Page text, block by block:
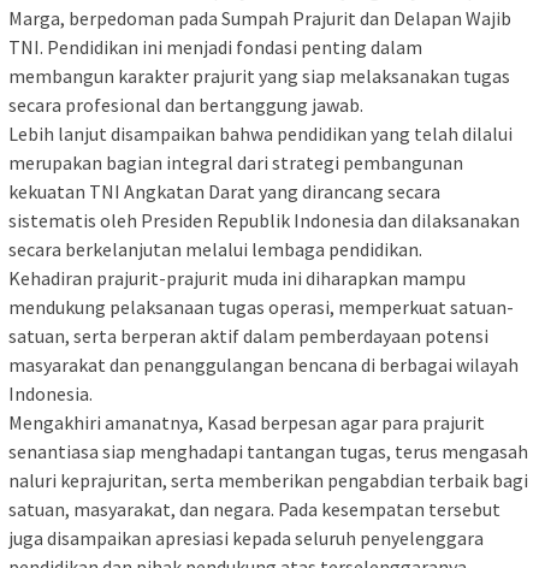
Marga, berpedoman pada Sumpah Prajurit dan Delapan Wajib
TNI. Pendidikan ini menjadi fondasi penting dalam
membangun karakter prajurit yang siap melaksanakan tugas
secara profesional dan bertanggung jawab.
Lebih lanjut disampaikan bahwa pendidikan yang telah dilalui
merupakan bagian integral dari strategi pembangunan
kekuatan TNI Angkatan Darat yang dirancang secara
sistematis oleh Presiden Republik Indonesia dan dilaksanakan
secara berkelanjutan melalui lembaga pendidikan.
Kehadiran prajurit-prajurit muda ini diharapkan mampu
mendukung pelaksanaan tugas operasi, memperkuat satuan-
satuan, serta berperan aktif dalam pemberdayaan potensi
masyarakat dan penanggulangan bencana di berbagai wilayah
Indonesia.
Mengakhiri amanatnya, Kasad berpesan agar para prajurit
senantiasa siap menghadapi tantangan tugas, terus mengasah
naluri keprajuritan, serta memberikan pengabdian terbaik bagi
satuan, masyarakat, dan negara. Pada kesempatan tersebut
juga disampaikan apresiasi kepada seluruh penyelenggara